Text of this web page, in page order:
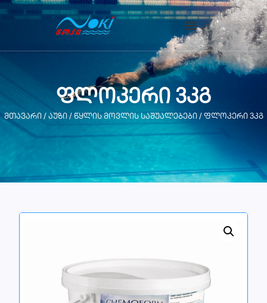
ფლოკერი 3კგ
მთავარი/ აუზი/ წყლის მოვლის საშუალებები/ ფლოკერი 3კგ